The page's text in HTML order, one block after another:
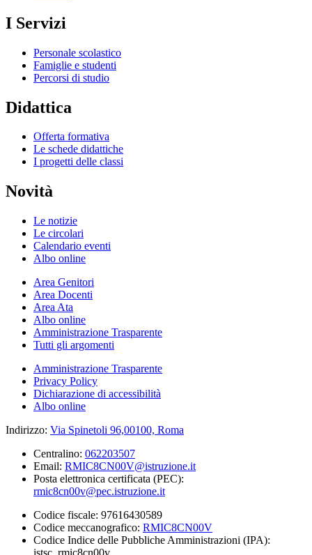
I Servizi
Personale scolastico
Famiglie e studenti
Percorsi di studio
Didattica
Offerta formativa
Le schede didattiche
I progetti delle classi
Novità
Le notizie
Le circolari
Calendario eventi
Albo online
Area Genitori
Area Docenti
Area Ata
Albo online
Amministrazione Trasparente
Tutti gli argomenti
Amministrazione Trasparente
Privacy Policy
Dichiarazione di accessibilità
Albo online
Indirizzo: Via Spinetoli 96,00100, Roma
Centralino: 062203507
Email: RMIC8CN00V@istruzione.it
Posta elettronica certificata (PEC):
rmic8cn00v@pec.istruzione.it
Codice fiscale: 97616430589
Codice meccanografico: RMIC8CN00V
Codice Indice delle Pubbliche Amministrazioni (IPA):